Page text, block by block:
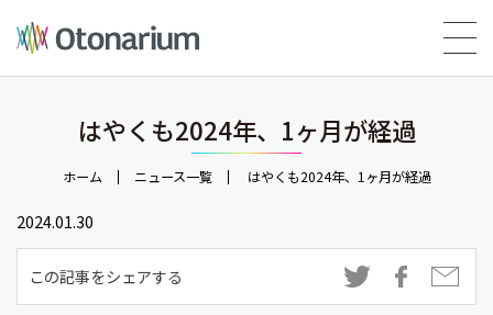
はやくも2024年、1ヶ月が経過
ホーム ニュース一覧 はやくも2024年、1ヶ月が経過
2024.01.30
この記事をシェアする